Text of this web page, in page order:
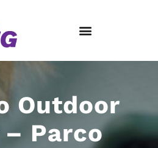
Outdoor
Parco